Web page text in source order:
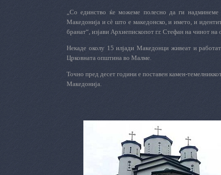
„Со единство ќе можеме полесно да ги
Македонија и сѐ што е македонско, и името, и
бранат“, изјави Архиепископот г.г. Стефан на чинот на
Некаде околу 15 илјади Македонци живеат и
Црковната општина во Малме.
Точно пред десет години е поставен камен-
Македонија.